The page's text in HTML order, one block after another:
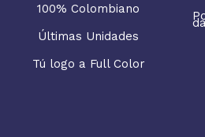
100% Colombiano
Últimas Unidades
Tú logo a Full Color